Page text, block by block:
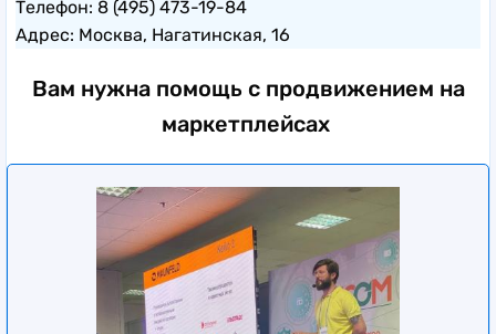
Телефон: 8 (495) 473-19-84
Адрес: Москва, Нагатинская, 16
Вам нужна помощь с продвижением на
маркетплейсах